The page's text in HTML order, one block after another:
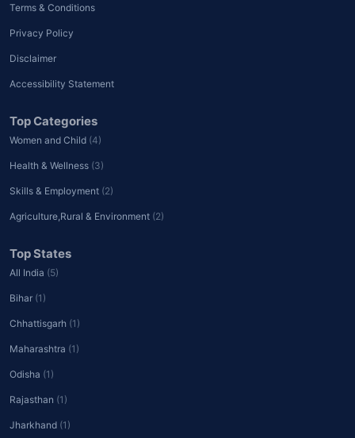
Terms & Conditions
Privacy Policy
Disclaimer
Accessibility Statement
Top Categories
Women and Child (4)
Health & Wellness (3)
Skills & Employment (2)
Agriculture,Rural & Environment (2)
Top States
All India (5)
Bihar (1)
Chhattisgarh (1)
Maharashtra (1)
Odisha (1)
Rajasthan (1)
Jharkhand (1)